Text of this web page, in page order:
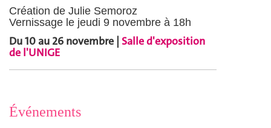
Création de Julie Semoroz
Vernissage le jeudi 9 novembre à 18h
Du 10 au 26 novembre | Salle d'exposition
de l'UNIGE
Événements